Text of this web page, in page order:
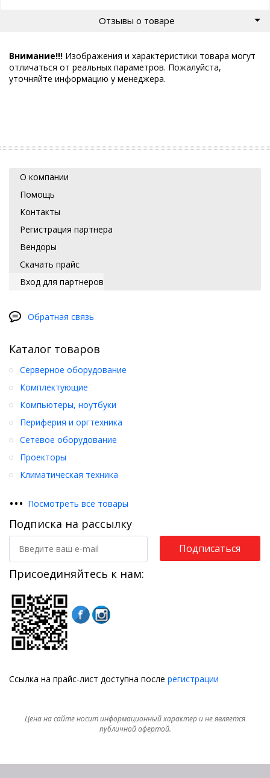
Отзывы о товаре
Внимание!!! Изображения и характеристики товара могут
отличаться от реальных параметров. Пожалуйста,
уточняйте информацию у менеджера.
О компании
Помощь
Контакты
Регистрация партнера
Вендоры
Скачать прайс
Вход для партнеров
Обратная связь
Каталог товаров
Серверное оборудование
Комплектующие
Компьютеры, ноутбуки
Периферия и оргтехника
Сетевое оборудование
Проекторы
Климатическая техника
••• Посмотреть все товары
Подписка на рассылку
Подписаться
Присоединяйтесь к нам:
Ссылка на прайс-лист доступна после регистрации
Цена на сайте носит информационный характер и не является
публичной офертой.